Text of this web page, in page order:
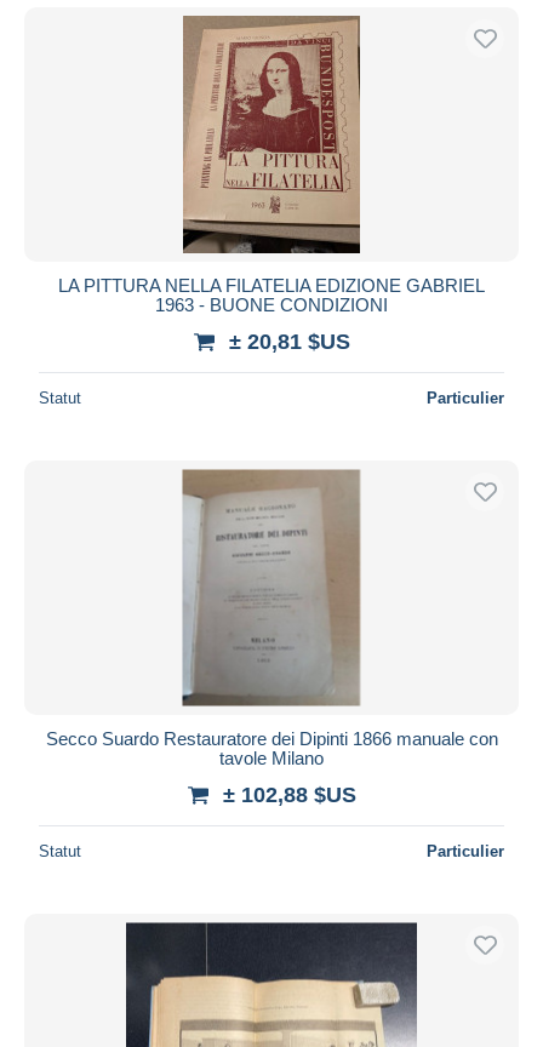
LA PITTURA NELLA FILATELIA EDIZIONE GABRIEL
1963 - BUONE CONDIZIONI
± 20,81 $US
Statut Particulier
Secco Suardo Restauratore dei Dipinti 1866 manuale con
tavole Milano
± 102,88 $US
Statut Particulier